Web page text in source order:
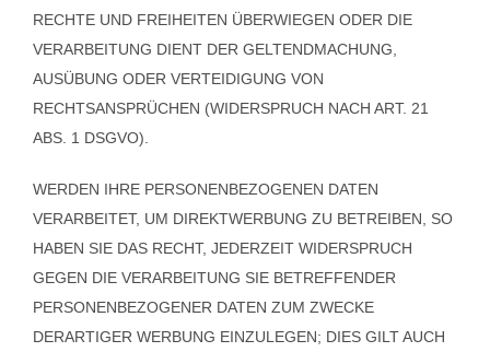
RECHTE UND FREIHEITEN ÜBERWIEGEN ODER DIE
VERARBEITUNG DIENT DER GELTENDMACHUNG,
AUSÜBUNG ODER VERTEIDIGUNG VON
RECHTSANSPRÜCHEN (WIDERSPRUCH NACH ART. 21
ABS. 1 DSGVO).
WERDEN IHRE PERSONENBEZOGENEN DATEN
VERARBEITET, UM DIREKTWERBUNG ZU BETREIBEN, SO
HABEN SIE DAS RECHT, JEDERZEIT WIDERSPRUCH
GEGEN DIE VERARBEITUNG SIE BETREFFENDER
PERSONENBEZOGENER DATEN ZUM ZWECKE
DERARTIGER WERBUNG EINZULEGEN; DIES GILT AUCH